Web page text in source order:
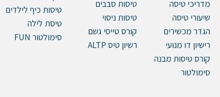
מדריכי טיסה
שיעורי טיסה
הגדר מכשירים
רישיון דו מנועי
קורס טיסות מבנה
סימולטור
טיסות סבבים
טיסות ניסוי
קורס טייסי גשם
רשיון טיס ALTP
טיסות כיף לילדים
טיסת לילה
סימולטור FUN